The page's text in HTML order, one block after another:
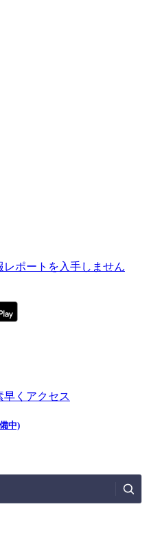
ポートを入手しません
くアクセス
中)